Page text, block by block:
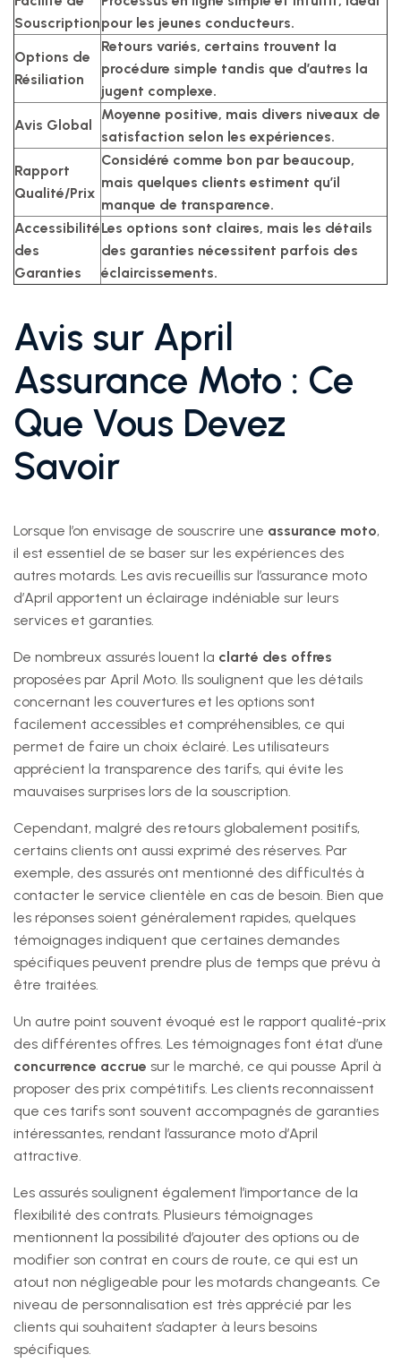
Souscriptionpour les jeunes conducteurs.
Options de
Résiliation
Retours variés, certains trouvent la
procédure simple tandis que d’autres la
jugent complexe.
Avis Global
Moyenne positive, mais divers niveaux de
satisfaction selon les expériences.
Rapport
Qualité/Prix
Considéré comme bon par beaucoup,
mais quelques clients estiment qu’il
manque de transparence.
Accessibilité
des
Garanties
Les options sont claires, mais les détails
des garanties nécessitent parfois des
éclaircissements.
Avis sur April
Assurance Moto : Ce
Que Vous Devez
Savoir
Lorsque l’on envisage de souscrire une assurance moto,
il est essentiel de se baser sur les expériences des
autres motards. Les avis recueillis sur l’assurance moto
d’April apportent un éclairage indéniable sur leurs
services et garanties.
De nombreux assurés louent la clarté des offres
proposées par April Moto. Ils soulignent que les détails
concernant les couvertures et les options sont
facilement accessibles et compréhensibles, ce qui
permet de faire un choix éclairé. Les utilisateurs
apprécient la transparence des tarifs, qui évite les
mauvaises surprises lors de la souscription.
Cependant, malgré des retours globalement positifs,
certains clients ont aussi exprimé des réserves. Par
exemple, des assurés ont mentionné des difficultés à
contacter le service clientèle en cas de besoin. Bien que
les réponses soient généralement rapides, quelques
témoignages indiquent que certaines demandes
spécifiques peuvent prendre plus de temps que prévu à
être traitées.
Un autre point souvent évoqué est le rapport qualité-prix
des différentes offres. Les témoignages font état d’une
concurrence accrue sur le marché, ce qui pousse April à
proposer des prix compétitifs. Les clients reconnaissent
que ces tarifs sont souvent accompagnés de garanties
intéressantes, rendant l’assurance moto d’April
attractive.
Les assurés soulignent également l’importance de la
flexibilité des contrats. Plusieurs témoignages
mentionnent la possibilité d’ajouter des options ou de
modifier son contrat en cours de route, ce qui est un
atout non négligeable pour les motards changeants. Ce
niveau de personnalisation est très apprécié par les
clients qui souhaitent s’adapter à leurs besoins
spécifiques.